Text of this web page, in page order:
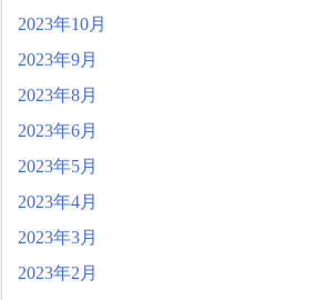
2023年10月
2023年9月
2023年8月
2023年6月
2023年5月
2023年4月
2023年3月
2023年2月